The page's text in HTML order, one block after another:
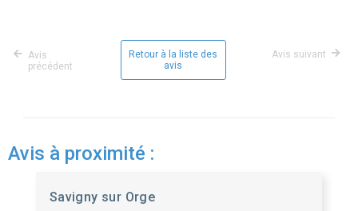
Avis
précédent
Retour à la liste des
avis
Avis suivant
Avis à proximité :
Savigny sur Orge